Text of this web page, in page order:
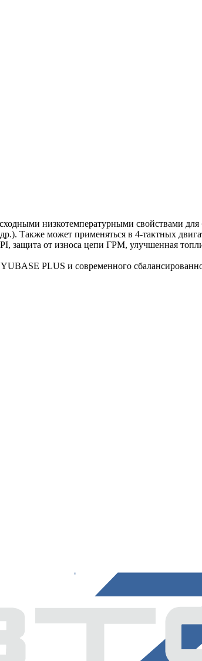
низкотемпературными свойствами для
Также может применяться в 4-тактных
защита от износа цепи ГРМ, улучшенная
PLUS и современного